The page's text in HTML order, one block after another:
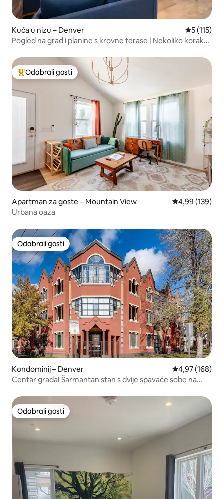
Kuća u nizu – Denver Prosječna
5 (115)
Pogled na grad i planine s krovne terase | Nekoliko koraka
Među najviše rangiranima s oznakom „Odabrali gosti”
Odabrali gosti
Apartman za goste – Mountain View Prosječna
4,99 (139)
Urbana oaza
Odabrali gosti
Odabrali gosti
Kondominij – Denver Prosječna
4,97 (168)
Centar grada! Šarmantan stan s dvije spavaće sobe na
Odabrali gosti
Odabrali gosti